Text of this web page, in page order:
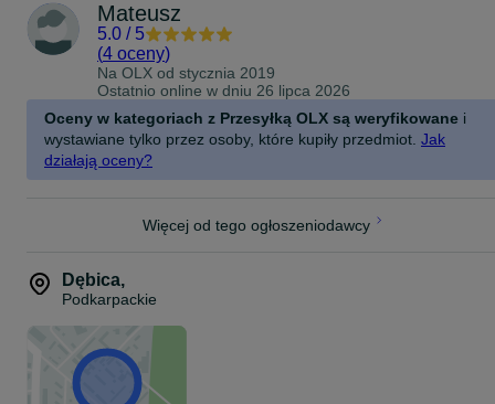
Mateusz
5.0 / 5
(4 oceny)
Na OLX od stycznia 2019
Ostatnio online w dniu 26 lipca 2026
Oceny w kategoriach z Przesyłką OLX są weryfikowane i
wystawiane tylko przez osoby, które kupiły przedmiot. Jak
działają oceny?
Więcej od tego ogłoszeniodawcy
Dębica,
Podkarpackie